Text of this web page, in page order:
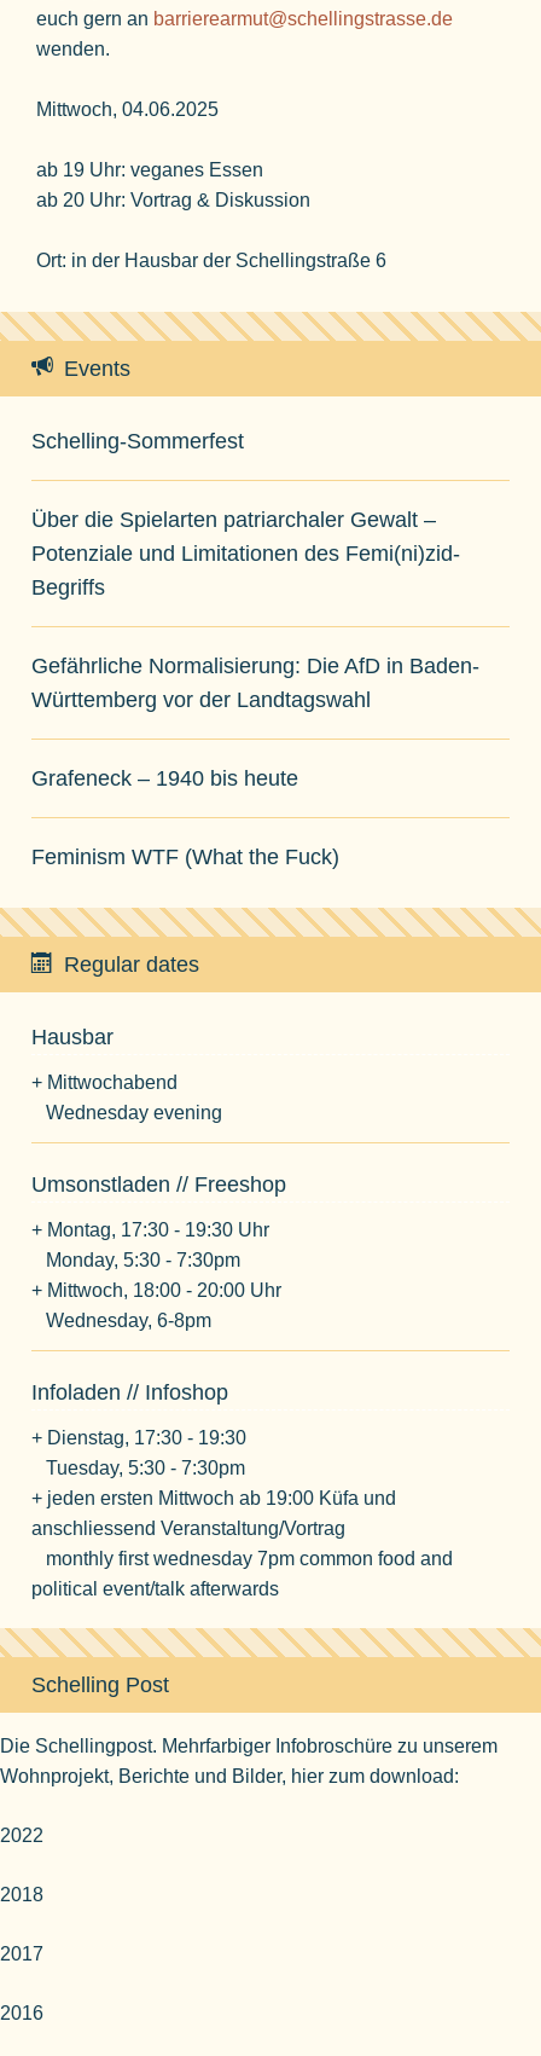
euch gern an barrierearmut@schellingstrasse.de
wenden.
Mittwoch, 04.06.2025
ab 19 Uhr: veganes Essen
ab 20 Uhr: Vortrag & Diskussion
Ort: in der Hausbar der Schellingstraße 6
Events
Schelling-Sommerfest
Über die Spielarten patriarchaler Gewalt –
Potenziale und Limitationen des Femi(ni)zid-
Begriffs
Gefährliche Normalisierung: Die AfD in Baden-
Württemberg vor der Landtagswahl
Grafeneck – 1940 bis heute
Feminism WTF (What the Fuck)
Regular dates
Hausbar
+ Mittwochabend
Wednesday evening
Umsonstladen // Freeshop
+ Montag, 17:30 - 19:30 Uhr
Monday, 5:30 - 7:30pm
+ Mittwoch, 18:00 - 20:00 Uhr
Wednesday, 6-8pm
Infoladen // Infoshop
+ Dienstag, 17:30 - 19:30
Tuesday, 5:30 - 7:30pm
+ jeden ersten Mittwoch ab 19:00 Küfa und
anschliessend Veranstaltung/Vortrag
monthly first wednesday 7pm common food and
political event/talk afterwards
Schelling Post
Die Schellingpost. Mehrfarbiger Infobroschüre zu unserem
Wohnprojekt, Berichte und Bilder, hier zum download:
2022
2018
2017
2016